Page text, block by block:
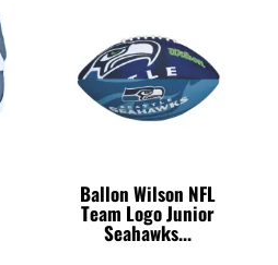
Ballon Wilson NFL
Team Logo Junior
Seahawks...